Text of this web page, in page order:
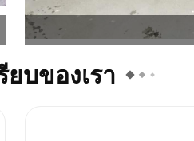
ยบของเรา